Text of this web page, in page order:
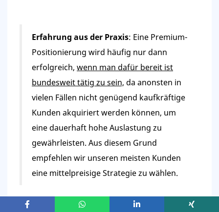
Erfahrung aus der Praxis: Eine Premium-
Positionierung wird häufig nur dann
erfolgreich, wenn man dafür bereit ist
bundesweit tätig zu sein, da anonsten in
vielen Fällen nicht genügend kaufkräftige
Kunden akquiriert werden können, um
eine dauerhaft hohe Auslastung zu
gewährleisten. Aus diesem Grund
empfehlen wir unseren meisten Kunden
eine mittelpreisige Strategie zu wählen.